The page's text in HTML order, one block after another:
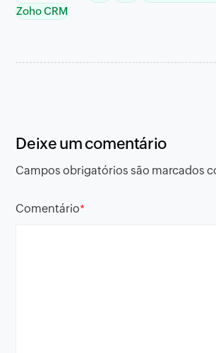
Zoho CRM
Deixe um comentário
Campos obrigatórios são marcados
Comentário*